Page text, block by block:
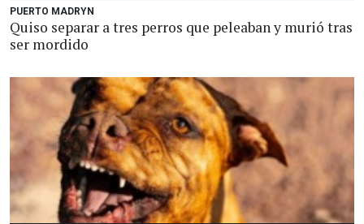
PUERTO MADRYN
Quiso separar a tres perros que peleaban y murió tras
ser mordido